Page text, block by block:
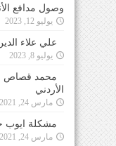
وصول مدافع
يوليو 12, 2023
علي علاء
يوليو 8, 2023
محمد قصاص
الأردني
مارس 24, 2021
مشكلة ايوب
مارس 24, 2021